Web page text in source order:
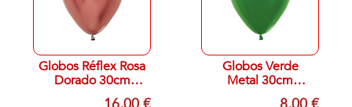
Globos Réflex Rosa
Dorado 30cm
Sempertex R12-
Globos Verde
Metal 30cm
Sempertex R12-